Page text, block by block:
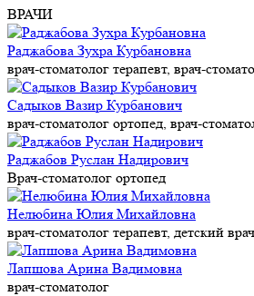
ВРАЧИ
Раджабова Зухра Курбановна
врач-стоматолог терапевт, врач-
Садыков Вазир Курбанович
врач-стоматолог ортопед, врач-
Раджабов Руслан Надирович
Врач-стоматолог ортопед
Нелюбина Юлия Михайловна
врач-стоматолог терапевт, детский
Лапшова Арина Вадимовна
врач-стоматолог